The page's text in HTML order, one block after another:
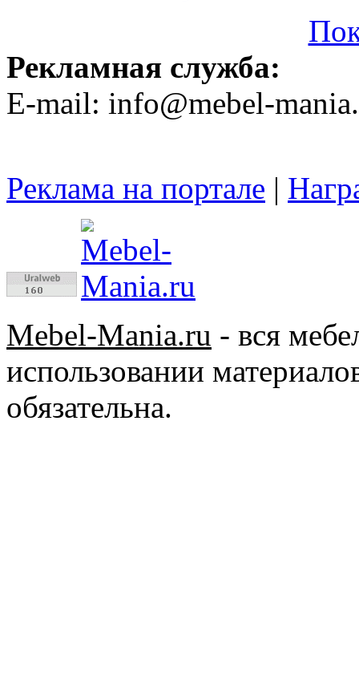
Рекламная служба:
E-mail: info@mebel-
Реклама на портале |
Mebel-Mania.ru - вся
использовании
обязательна.